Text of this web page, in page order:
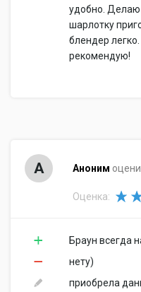
удобно. Делаю
шарлотку
блендер
рекомендую!
А Аноним
Оценка:
Браун всегда
нету)
приобрела